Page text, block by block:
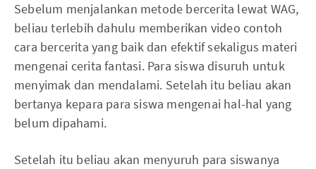
Sebelum menjalankan metode bercerita lewat WAG,
beliau terlebih dahulu memberikan video contoh
cara bercerita yang baik dan efektif sekaligus materi
mengenai cerita fantasi. Para siswa disuruh untuk
menyimak dan mendalami. Setelah itu beliau akan
bertanya kepara para siswa mengenai hal-hal yang
belum dipahami.
Setelah itu beliau akan menyuruh para siswanya